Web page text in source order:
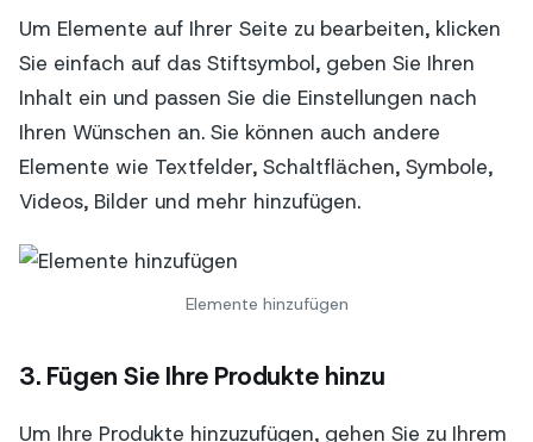
Um Elemente auf Ihrer Seite zu bearbeiten, klicken
Sie einfach auf das Stiftsymbol, geben Sie Ihren
Inhalt ein und passen Sie die Einstellungen nach
Ihren Wünschen an. Sie können auch andere
Elemente wie Textfelder, Schaltflächen, Symbole,
Videos, Bilder und mehr hinzufügen.
Elemente hinzufügen
3. Fügen Sie Ihre Produkte hinzu
Um Ihre Produkte hinzuzufügen, gehen Sie zu Ihrem